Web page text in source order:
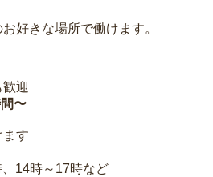
好きな場所で働けます。
迎
〜
す
14時～17時など